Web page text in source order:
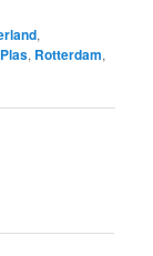
,
, Rotterdam,